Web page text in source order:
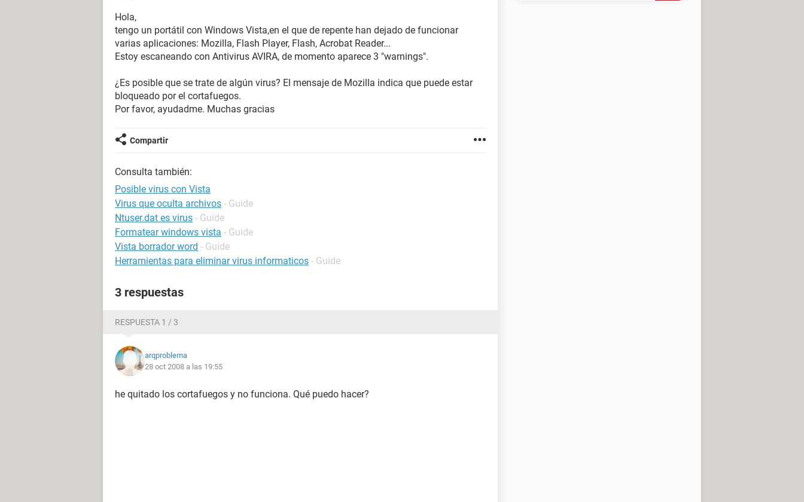
Hola,
tengo un portátil con Windows Vista,en el que de repente han dejado de funcionar
varias aplicaciones: Mozilla, Flash Player, Flash, Acrobat Reader...
Estoy escaneando con Antivirus AVIRA, de momento aparece 3 "warnings".
¿Es posible que se trate de algún virus? El mensaje de Mozilla indica que puede estar
bloqueado por el cortafuegos.
Por favor, ayudadme. Muchas gracias
Compartir
Consulta también:
Posible virus con Vista
Virus que oculta archivos - Guide
Ntuser.dat es virus - Guide
Formatear windows vista - Guide
Vista borrador word - Guide
Herramientas para eliminar virus informaticos - Guide
3 respuestas
RESPUESTA 1 / 3
arqproblema
28 oct 2008 a las 19:55
he quitado los cortafuegos y no funciona. Qué puedo hacer?